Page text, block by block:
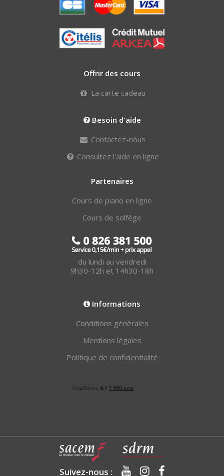
Offrir des cours
La carte cadeau
Besoin d'aide
Contactez-nous
Consultez l'aide en ligne
Partenaires
Cours de piano en ligne
Cours de solfège
du lundi au vendredi
9h30-12h et 14h30-18h
Informations
Conditions générales
Mentions légales
Politique de confidentialité
Suivez-nous :